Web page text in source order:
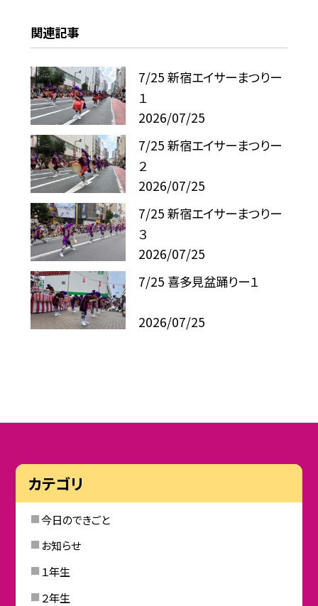
関連記事
7/25 新宿エイサーまつりー
１
2026/07/25
7/25 新宿エイサーまつりー
２
2026/07/25
7/25 新宿エイサーまつりー
３
2026/07/25
7/25 喜多見盆踊りー１
2026/07/25
カテゴリ
今日のできごと
お知らせ
１年生
２年生